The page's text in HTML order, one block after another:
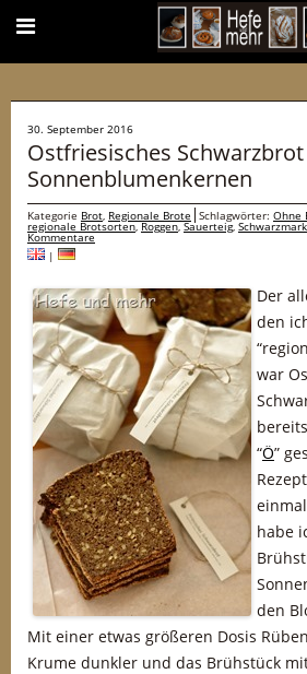
30. September 2016
Ostfriesisches
Sonnenblumenkernen
Kategorie Brot, Regionale Brote Schlagwörter: Ohne
regionale Brotsorten,Roggen,Sauerteig,
Kommentare
|
Der
den
war
“Ö”
habe
den
Mit einer etwas größeren Dosis
Krume dunkler und das Brühstück